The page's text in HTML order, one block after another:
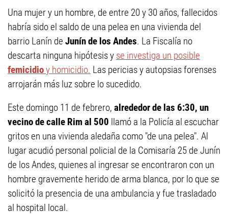
Una mujer y un hombre, de entre 20 y 30 años, fallecidos
habría sido el saldo de una pelea en una vivienda del
barrio Lanín de Junín de los Andes. La Fiscalía no
descarta ninguna hipótesis y se investiga un posible
femicidioy homicidio. Las pericias y autopsias forenses
arrojarán más luz sobre lo sucedido.
Este domingo 11 de febrero, alrededor de las 6:30, un
vecino de calle Rim al 500 llamó a la Policía al escuchar
gritos en una vivienda aledaña como "de una pelea". Al
lugar acudió personal policial de la Comisaría 25 de Junín
de los Andes, quienes al ingresar se encontraron con un
hombre gravemente herido de arma blanca, por lo que se
solicitó la presencia de una ambulancia y fue trasladado
al hospital local.